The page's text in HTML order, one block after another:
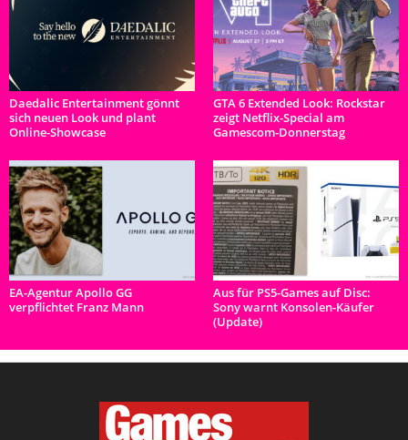
Daedalic Entertainment gönnt
sich neuen Look und plant
Online-Showcase
GTA 6 Extended Look: Rockstar
zeigt Netflix-Special am
Gamescom-Donnerstag
EA-Agentur Apollo GG
verpflichtet Franz Mann
Aus für PS5-Games auf Disc:
Sony warnt Konsolen-Käufer
(Update)